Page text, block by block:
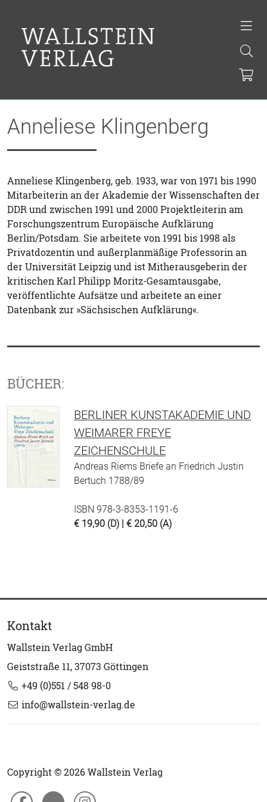
Anneliese Klingenberg
Anneliese Klingenberg, geb. 1933, war von 1971 bis 1990
Mitarbeiterin an der Akademie der Wissenschaften der
DDR und zwischen 1991 und 2000 Projektleiterin am
Forschungszentrum Europäische Aufklärung
Berlin/Potsdam. Sie arbeitete von 1991 bis 1998 als
Privatdozentin und außerplanmäßige Professorin an
der Universität Leipzig und ist Mitherausgeberin der
kritischen Karl Philipp Moritz-Gesamtausgabe,
veröffentlichte Aufsätze und arbeitete an einer
Datenbank zur »Sächsischen Aufklärung«.
BÜCHER:
BERLINER KUNSTAKADEMIE UND
WEIMARER FREYE
ZEICHENSCHULE
Andreas Riems Briefe an Friedrich Justin
Bertuch 1788/89
ISBN 978-3-8353-1191-6
€ 19,90 (D) | € 20,50 (A)
Kontakt
Wallstein Verlag GmbH
Geiststraße 11, 37073 Göttingen
+49 (0)551 / 548 98-0
info@wallstein-verlag.de
Copyright © 2026 Wallstein Verlag